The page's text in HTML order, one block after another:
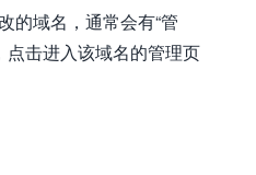
的域名，通常会有“管
点击进入该域名的管理页